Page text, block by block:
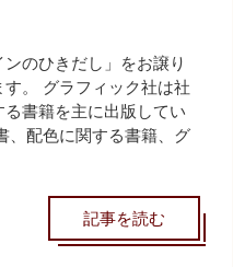
のひきだし」をお譲り
。 グラフィック社は社
書籍を主に出版してい
、配色に関する書籍、グ
記事を読む